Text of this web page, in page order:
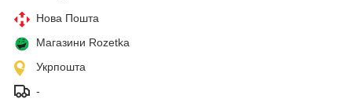
Нова Пошта
Магазини Rozetka
Укрпошта
-